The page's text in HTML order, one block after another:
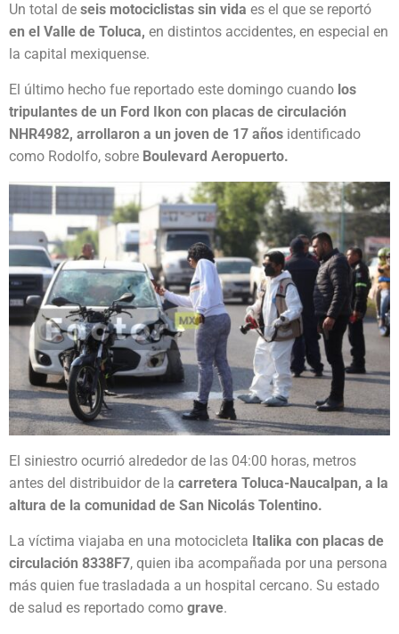
Un total de seis motociclistas sin vida es el que se reportó
en el Valle de Toluca, en distintos accidentes, en especial en
la capital mexiquense.
El último hecho fue reportado este domingo cuando los
tripulantes de un Ford Ikon con placas de circulación
NHR4982, arrollaron a un joven de 17 años identificado
como Rodolfo, sobre Boulevard Aeropuerto.
El siniestro ocurrió alrededor de las 04:00 horas, metros
antes del distribuidor de la carretera Toluca-Naucalpan, a la
altura de la comunidad de San Nicolás Tolentino.
La víctima viajaba en una motocicleta Italika con placas de
circulación 8338F7, quien iba acompañada por una persona
más quien fue trasladada a un hospital cercano. Su estado
de salud es reportado como grave.